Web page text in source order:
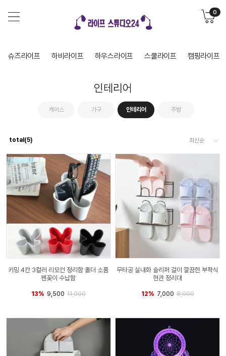
0
슈즈라이프 하비라이프 하우스라이프 스쿨라이프 캠핑라이프
인테리어
케이스 가구 인테리어 주방
total(5)
키밍 4칸 3컬러 리모컨 정리함 홀더 소품
펜꽂이 수납함
13% 9,500 11,000
무타공 실내화 슬리퍼 걸이 깔끔한 부착식
현관 정리대
12% 7,000 8,000